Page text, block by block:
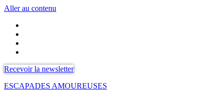
Aller au contenu
Recevoir la newsletter
ESCAPADES AMOUREUSES